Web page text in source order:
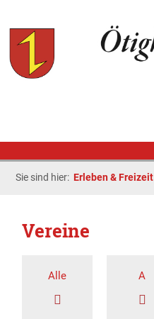
Sie sind hier: Erleben & Freizeit
Vereine
Alle A